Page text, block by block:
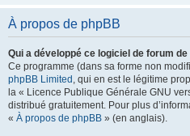
À propos de phpBB
Qui a développé ce logiciel de forum
Ce programme (dans sa forme non
phpBB Limited , qui en est le légitime
la « Licence Publique Générale GNU
distribué gratuitement. Pour plus
« À propos de phpBB » (en anglais).